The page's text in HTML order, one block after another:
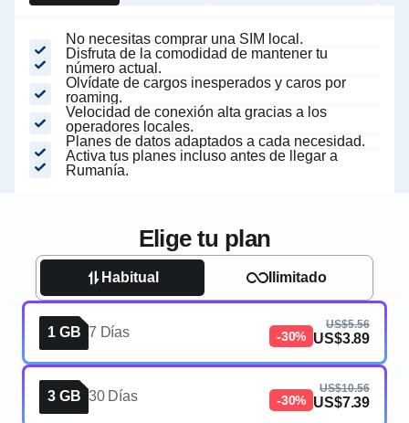
No necesitas comprar una SIM local.
Disfruta de la comodidad de mantener tu
número actual.
Olvídate de cargos inesperados y caros por
roaming.
Velocidad de conexión alta gracias a los
operadores locales.
Planes de datos adaptados a cada necesidad.
Activa tus planes incluso antes de llegar a
Rumanía.
Elige tu plan
Habitual Ilimitado
1 GB 7 Días -30%
US$5.56
US$3.89
3 GB 30 Días -30%
US$10.56
US$7.39